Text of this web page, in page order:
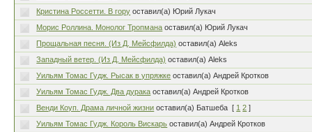
Кристина Россетти. В гору оставил(а) Юрий Лукач
Морис Роллина. Монолог Тропмана оставил(а) Юрий Лукач
Прощальная песня. (Из Д. Мейсфилда) оставил(а) Aleks
Западный ветер. (Из Д. Мейсфилда) оставил(а) Aleks
Уильям Томас Гудж. Рысак в упряжке оставил(а) Андрей Кротков
Уильям Томас Гудж. Два дурака оставил(а) Андрей Кротков
Венди Коуп. Драма личной жизни оставил(а) Батшеба [ 1 2 ]
Уильям Томас Гудж. Король Вискарь оставил(а) Андрей Кротков